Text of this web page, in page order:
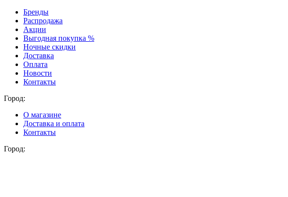
Бренды
Распродажа
Акции
Выгодная покупка %
Ночные скидки
Доставка
Оплата
Новости
Контакты
Город:
О магазине
Доставка и оплата
Контакты
Город: